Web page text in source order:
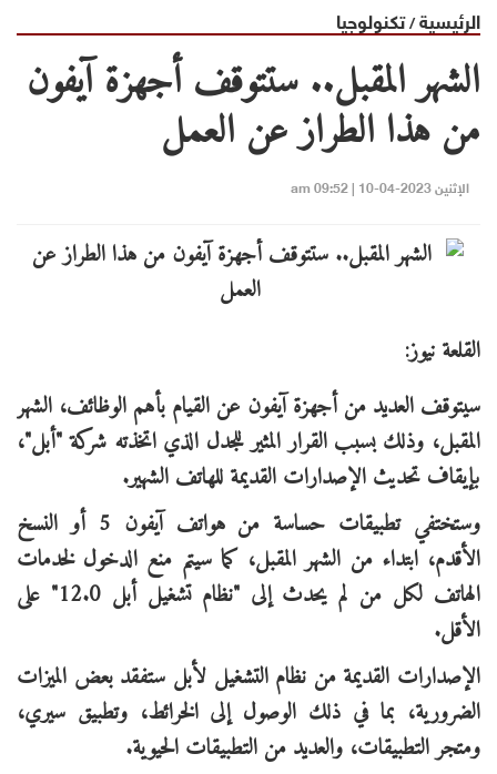
الرئيسية/تكنولوجيا
الشهر المقبل.. ستتوقف أجهزة آيفون
من هذا الطراز عن العمل
الإثنين 2023-04-10 | 09:52 am
القلعة نيوز:
سيتوقف العديد من أجهزة آيفون عن القيام بأهم الوظائف، الشهر
المقبل، وذلك بسبب القرار المثير للجدل الذي اتخذته شركة "أبل"،
بإيقاف تحديث الإصدارات القديمة للهاتف الشهير.
وستختفي تطبيقات حساسة من هواتف آيفون 5 أو النسخ
الأقدم، ابتداء من الشهر المقبل، كما سيتم منع الدخول لخدمات
الهاتف لكل من لم يحدث إلى "نظام تشغيل أبل 12.0" على
الأقل.
الإصدارات القديمة من نظام التشغيل لأبل ستفقد بعض الميزات
الضرورية، بما في ذلك الوصول إلى الخرائط، وتطبيق سيري،
ومتجر التطبيقات، والعديد من التطبيقات الحيوية.